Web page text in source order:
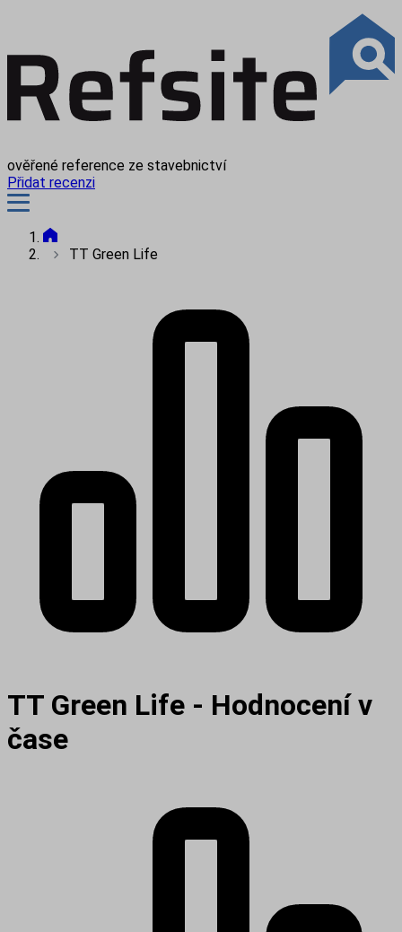
ověřené reference ze stavebnictví
Přidat recenzi
TT Green Life
TT Green Life - Hodnocení v
čase